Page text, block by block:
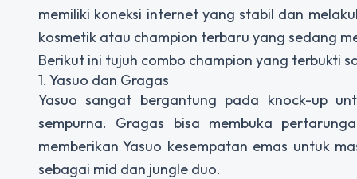
memiliki koneksi internet yang stabil dan
kosmetik atau champion terbaru yang sedang
Berikut ini tujuh combo champion yang terbukti
1. Yasuo dan Gragas
Yasuo sangat bergantung pada knock-up
sempurna. Gragas bisa membuka
memberikan Yasuo kesempatan emas untuk
sebagai mid dan jungle duo.